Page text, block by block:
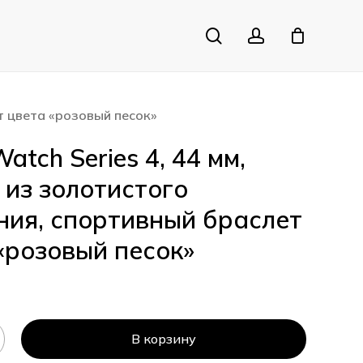
searchaccount
«розовый песок»
Series 4, 44 мм,
золотистого
спортивный браслет
песок»
В корзину